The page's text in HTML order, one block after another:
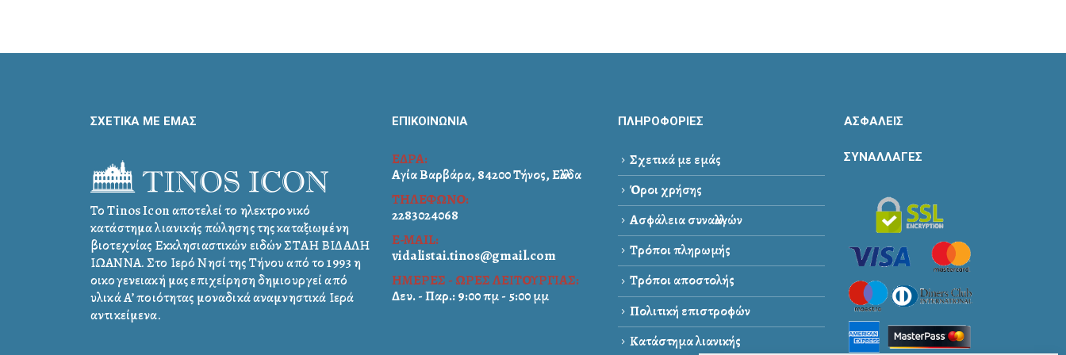
ΣΧΕΤΙΚΑ ΜΕ ΕΜΑΣ
Το Tinos Icon αποτελεί το ηλεκτρονικό
κατάστημα λιανικής πώλησης της καταξιωμένη
βιοτεχνίας Εκκλησιαστικών ειδών ΣΤΑΗ ΒΙΔΑΛΗ
ΙΩΑΝΝΑ. Στο Ιερό Νησί της Τήνου από το 1993 η
οικογενειακή μας επιχείρηση δημιουργεί από
υλικά Α’ ποιότητας μοναδικά αναμνηστικά Ιερά
αντικείμενα.
ΕΠΙΚΟΙΝΩΝΙΑ
ΕΔΡΑ:
Αγία Βαρβάρα, 84200 Τήνος, Ελλάδα
ΤΗΛΕΦΩΝΟ:
2283024068
E-MAIL:
vidalistai.tinos@gmail.com
ΗΜΕΡΕΣ - ΩΡΕΣ ΛΕΙΤΟΥΡΓΙΑΣ:
Δευ. - Παρ.: 9:00 πμ - 5:00 μμ
ΠΛΗΡΟΦΟΡΙΕΣ
Σχετικά με εμάς
Όροι χρήσης
Ασφάλεια συναλλαγών
Τρόποι πληρωμής
Τρόποι αποστολής
Πολιτική επιστροφών
Κατάστημα λιανικής
ΑΣΦΑΛΕΙΣ
ΣΥΝΑΛΛΑΓΕΣ